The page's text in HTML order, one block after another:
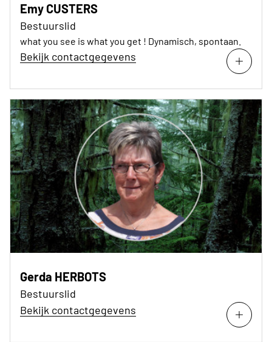
Emy CUSTERS
Bestuurslid
what you see is what you get ! Dynamisch, spontaan.
Bekijk contactgegevens
Gerda HERBOTS
Bestuurslid
Bekijk contactgegevens